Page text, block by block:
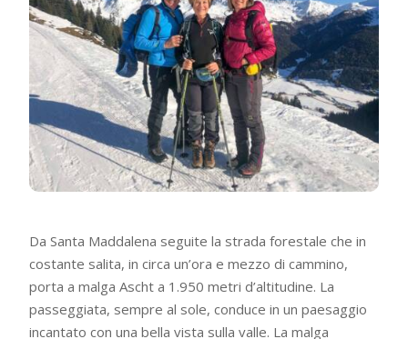
Da Santa Maddalena seguite la strada forestale che in
costante salita, in circa un’ora e mezzo di cammino,
porta a malga Ascht a 1.950 metri d’altitudine. La
passeggiata, sempre al sole, conduce in un paesaggio
incantato con una bella vista sulla valle. La malga